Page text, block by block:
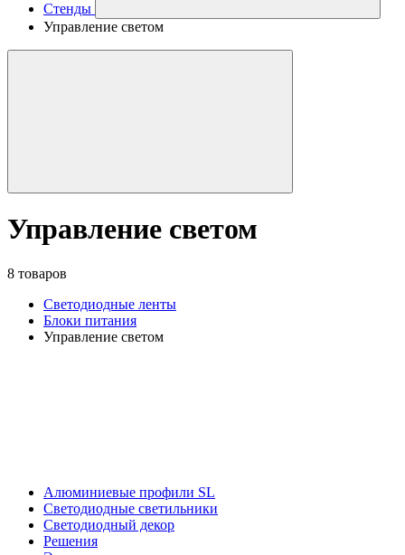
Стенды
Управление светом
Управление светом
8 товаров
Светодиодные ленты
Блоки питания
Управление светом
Алюминиевые профили SL
Светодиодные светильники
Светодиодный декор
Решения